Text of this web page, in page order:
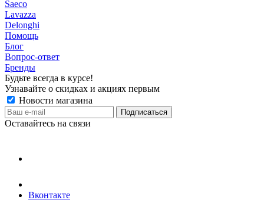
Saeco
Lavazza
Delonghi
Помощь
Блог
Вопрос-ответ
Бренды
Будьте всегда в курсе!
Узнавайте о скидках и акциях первым
Новости магазина
Оставайтесь на связи
Вконтакте